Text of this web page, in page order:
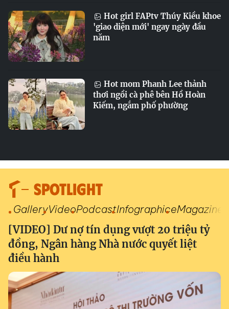
Hot girl FAPtv Thúy Kiều khoe
'giao diện mới' ngay ngày đầu
năm
Hot mom Phanh Lee thảnh
thơi ngồi cà phê bên Hồ Hoàn
Kiếm, ngắm phố phường
SPOTLIGHT
GalleryVideoPodcastInfographiceMagazine
[VIDEO] Dư nợ tín dụng vượt 20 triệu tỷ
đồng, Ngân hàng Nhà nước quyết liệt
điều hành